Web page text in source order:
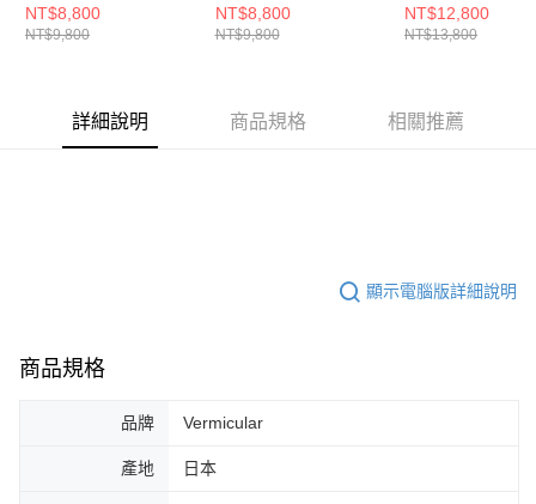
Vermicular琺瑯鑄鐵鍋
19CM(深灰)
NT$8,800
NT$9,800
Vermicular琺瑯鑄鐵鍋
19CM(米白)
NT$8,800
NT$9,800
Vermicular琺瑯
23CM(深灰)
NT$12,800
NT$13,800
詳細說明 商品規格 相關推薦
顯示電腦版詳細說明
商品規格
品牌 Vermicular
產地 日本